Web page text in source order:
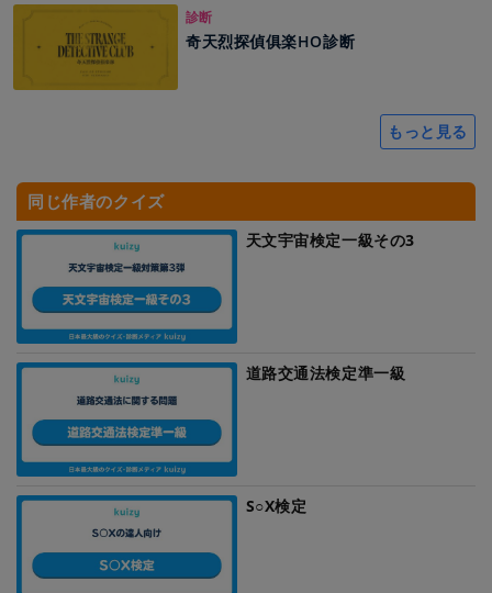
診断
奇天烈探偵俱楽HO診断
もっと見る
同じ作者のクイズ
天文宇宙検定一級その3
道路交通法検定準一級
S○X検定